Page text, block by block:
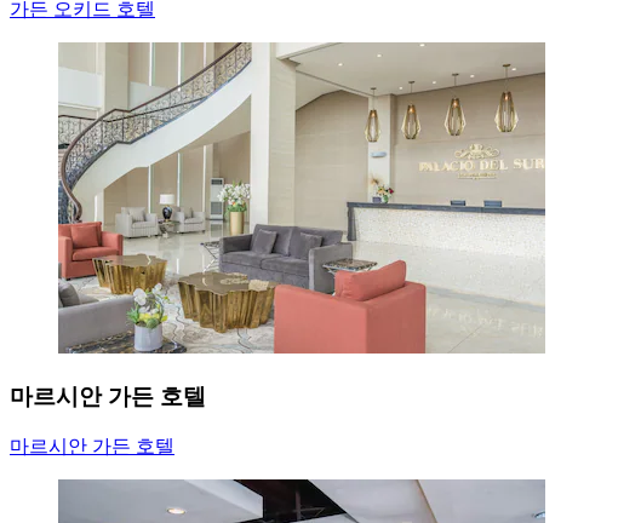
가든 오키드 호텔
마르시안 가든 호텔
마르시안 가든 호텔